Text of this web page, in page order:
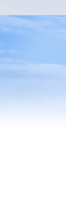
打
无
障